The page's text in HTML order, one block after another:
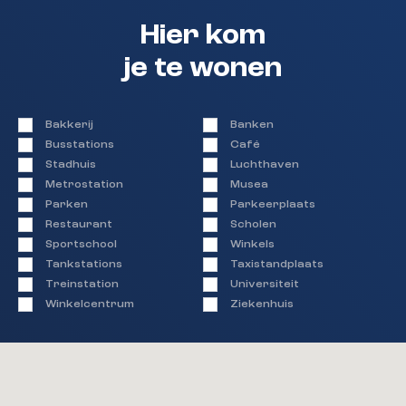
projectnotaris: LV-Notarissen in Nijmegen. Het is
niet mogelijk de eigendomsoverdracht bij een
andere notaris te regelen.
Woningcorporatie Portaal zet zich in voor goede
woningen en wijken. De verkoop van deze woning
zorgt voor een betere verdeling van koop- en
huurwoningen in deze wijk. Als je deze woning
koopt, dan bent je verplicht om er zelf te gaan
wonen. Het is niet de bedoeling dat de woning door
derden wordt bewoond en/of verhuurd. Deze
voorwaarde wordt ook als extra artikel
opgenomen in de akte van levering.
Hier kom
je te wonen
Bakkerij
Banken
Busstations
Café
Stadhuis
Luchthaven
Metrostation
Musea
Parken
Parkeerplaats
Restaurant
Scholen
Sportschool
Winkels
Tankstations
Taxistandplaats
Treinstation
Universiteit
Winkelcentrum
Ziekenhuis